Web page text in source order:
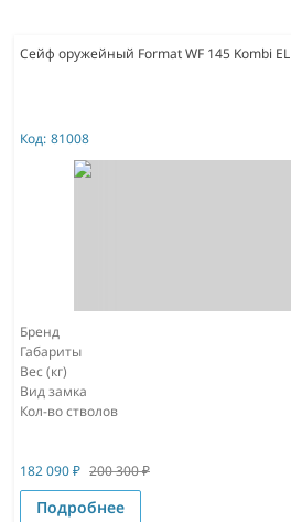
Сейф оружейный Format WF 145 Kombi EL
Код: 81008
Бренд
Габариты
Вес (кг)
Вид замка
Кол-во стволов
182 090₽ 200 300₽
Подробнее